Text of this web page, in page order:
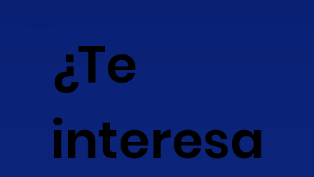
¿Te
interesa